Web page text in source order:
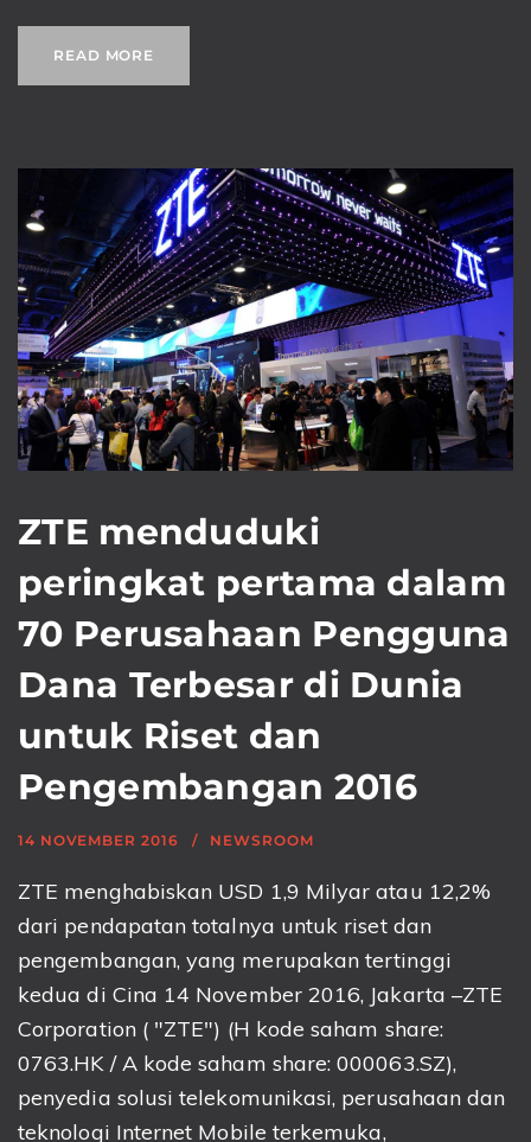
READ MORE
ZTE menduduki
peringkat pertama dalam
70 Perusahaan Pengguna
Dana Terbesar di Dunia
untuk Riset dan
Pengembangan 2016
14 NOVEMBER 2016 NEWSROOM
ZTE menghabiskan USD 1,9 Milyar atau 12,2%
dari pendapatan totalnya untuk riset dan
pengembangan, yang merupakan tertinggi
kedua di Cina 14 November 2016, Jakarta –ZTE
Corporation ( "ZTE") (H kode saham share:
0763.HK / A kode saham share: 000063.SZ),
penyedia solusi telekomunikasi, perusahaan dan
teknologi Internet Mobile terkemuka,